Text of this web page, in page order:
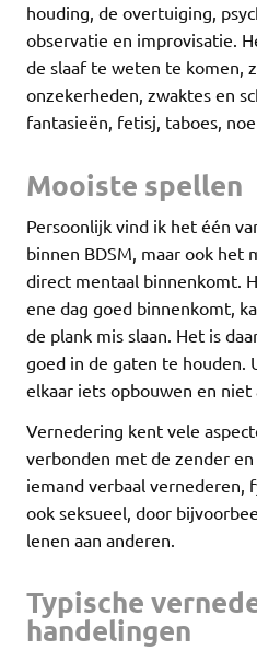
houding, de overtuiging,
observatie en improvisatie.
de slaaf te weten te komen,
onzekerheden, zwaktes en
fantasieën, fetisj, taboes,
Mooiste spellen
Persoonlijk vind ik het één
binnen BDSM, maar ook het
direct mentaal binnenkomt.
ene dag goed binnenkomt,
de plank mis slaan. Het is
goed in de gaten te houden.
elkaar iets opbouwen en niet
Vernedering kent vele
verbonden met de zender
iemand verbaal vernederen,
ook seksueel, door
lenen aan anderen.
Typische
handelingen